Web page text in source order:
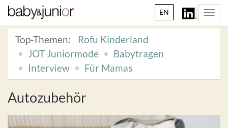
EN
Top-Themen:
Rofu Kinderland
JOT Juniormode
Babytragen
Interview
Für Mamas
Autozubehör